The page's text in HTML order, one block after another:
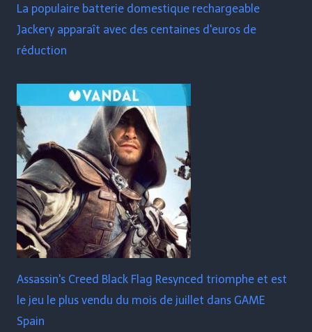
La populaire batterie domestique rechargeable
Jackery apparaît avec des centaines d'euros de
réduction
Assassin's Creed Black Flag Resynced triomphe et est
le jeu le plus vendu du mois de juillet dans GAME
Spain